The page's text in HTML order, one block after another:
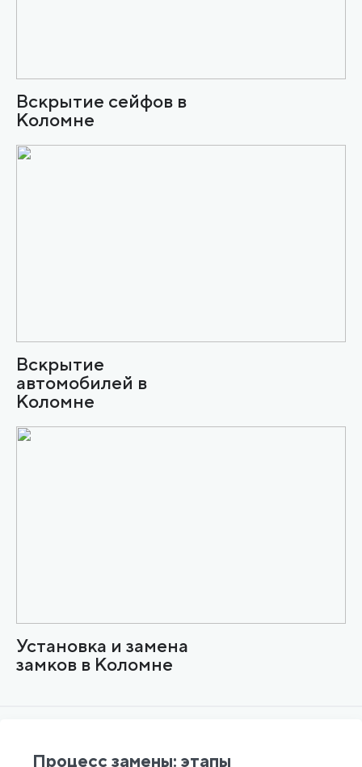
Вскрытие сейфов в
Коломне
Вскрытие
автомобилей в
Коломне
Установка и замена
замков в Коломне
Процесс замены: этапы